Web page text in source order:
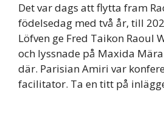
Det var dags att flytta fram
födelsedag med två år, till
Löfven ge Fred Taikon Raoul
och lyssnade på Maxida
där. Parisian Amiri var
facilitator. Ta en titt på